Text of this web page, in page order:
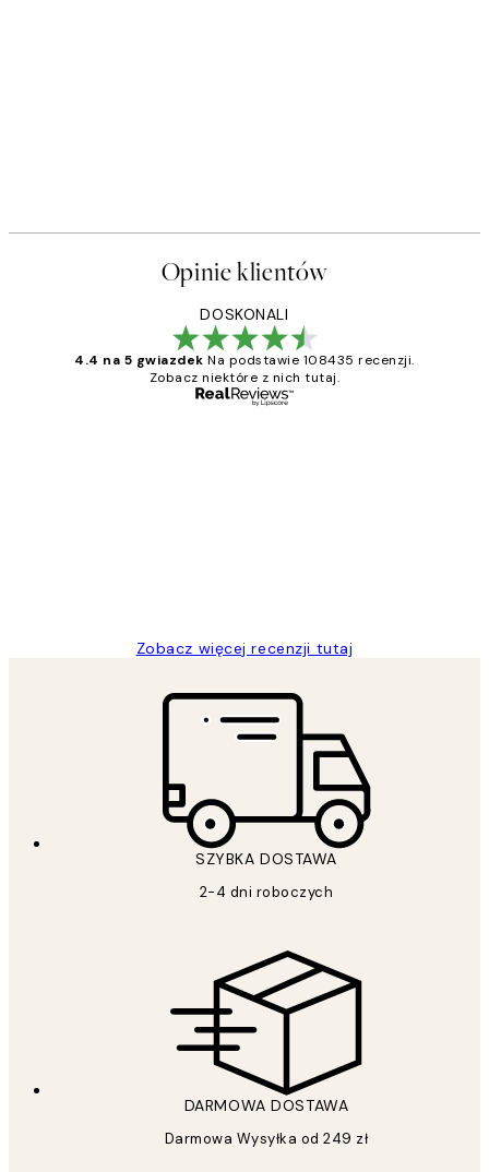
Opinie klientów
DOSKONALI
4.4 na 5 gwiazdek Na podstawie 108435 recenzji.
Zobacz niektóre z nich tutaj.
Zobacz więcej recenzji tutaj
SZYBKA DOSTAWA
2-4 dni roboczych
DARMOWA DOSTAWA
Darmowa Wysyłka od 249 zł